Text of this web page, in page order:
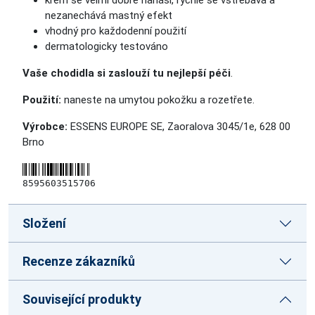
nezanechává mastný efekt
vhodný pro každodenní použití
dermatologicky testováno
Vaše chodidla si zaslouží tu nejlepší péči.
Použití: naneste na umytou pokožku a rozetřete.
Výrobce: ESSENS EUROPE SE, Zaoralova 3045/1e, 628 00
Brno
8595603515706
Složení
Recenze zákazníků
Související produkty